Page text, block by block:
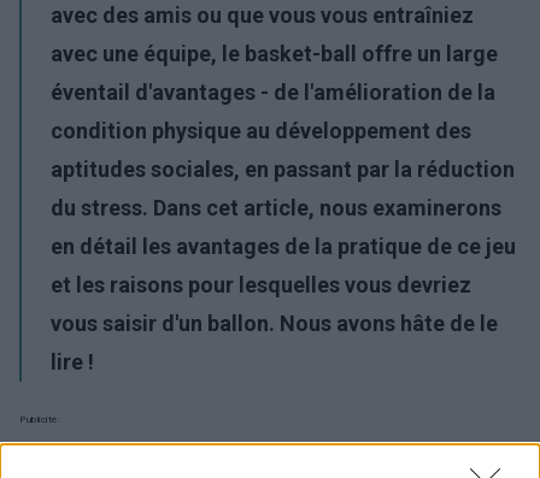
avec des amis ou que vous vous entraîniez
avec une équipe, le basket-ball offre un large
éventail d'avantages - de l'amélioration de la
condition physique au développement des
aptitudes sociales, en passant par la réduction
du stress. Dans cet article, nous examinerons
en détail les avantages de la pratique de ce jeu
et les raisons pour lesquelles vous devriez
vous saisir d'un ballon. Nous avons hâte de le
lire !
Publicité: